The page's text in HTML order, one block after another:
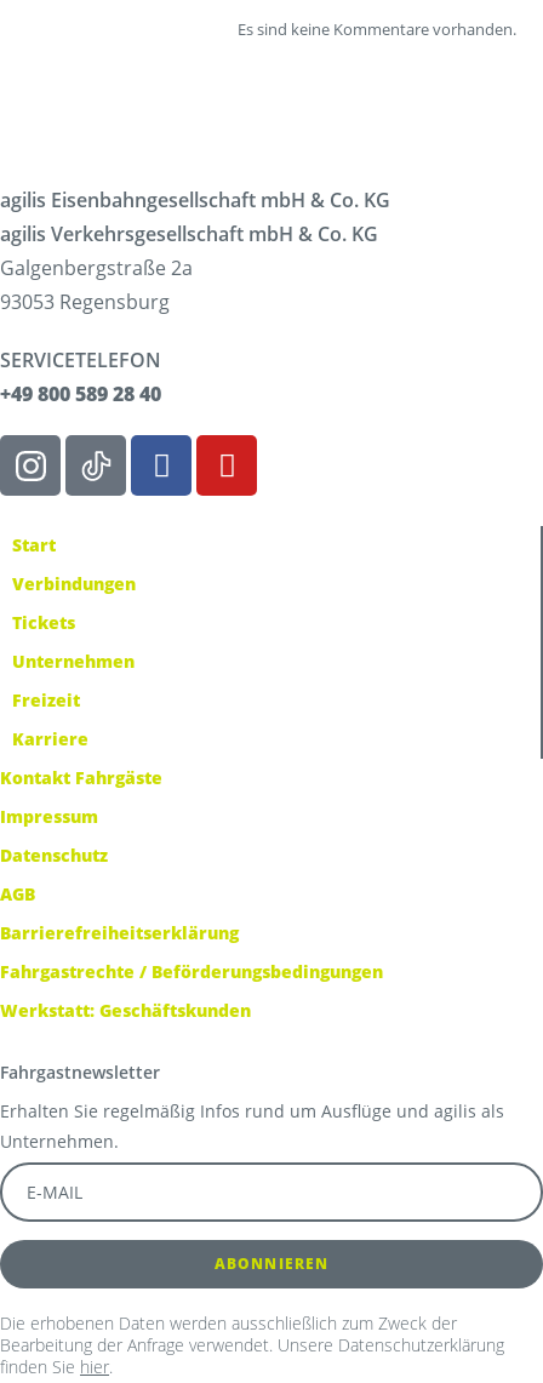
Es sind keine Kommentare vorhanden.
agilis Eisenbahngesellschaft mbH & Co. KG
agilis Verkehrsgesellschaft mbH & Co. KG
Galgenbergstraße 2a
93053 Regensburg
SERVICETELEFON
+49 800 589 28 40
Start
Verbindungen
Tickets
Unternehmen
Freizeit
Karriere
Kontakt Fahrgäste
Impressum
Datenschutz
AGB
Barrierefreiheitserklärung
Fahrgastrechte / Beförderungsbedingungen
Werkstatt: Geschäftskunden
Fahrgastnewsletter
Erhalten Sie regelmäßig Infos rund um Ausflüge und agilis als
Unternehmen.
Die erhobenen Daten werden ausschließlich zum Zweck der
Bearbeitung der Anfrage verwendet. Unsere Datenschutzerklärung
finden Sie hier.